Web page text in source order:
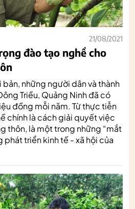
21/08/2021
đào tạo nghề cho
những người dân và thành
Triều, Quảng Ninh đã có
đồng mỗi năm. Từ thực tiễn
chính là cách giải quyết việc
thôn, là một trong những “mắt
phát triển kinh tế - xã hội của